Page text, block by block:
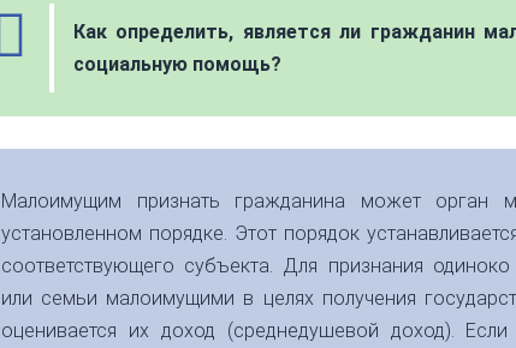
Как определить, является ли гражданин
социальную помощь?
Малоимущим признать гражданина может орган
установленном порядке. Этот порядок
соответствующего субъекта. Для признания
или семьи малоимущими в целях получения
оценивается их доход (среднедушевой доход).